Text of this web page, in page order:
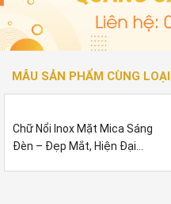
MẪU SẢN PHẨM CÙNG LOẠI
Chữ Nổi Inox Mặt Mica Sáng
Đèn – Đẹp Mắt, Hiện Đại...